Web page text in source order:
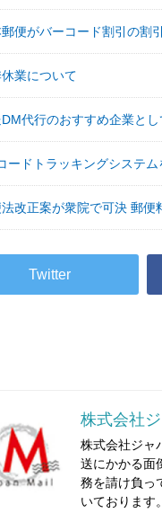
便がバーコード割引の割
業について
代行のおすすめ企業と
ードトラッキングシステム
改正案が衆院で可決 郵便
株式会社
株式会社ジャ
送にかかる面
務を請け負っ
いております。